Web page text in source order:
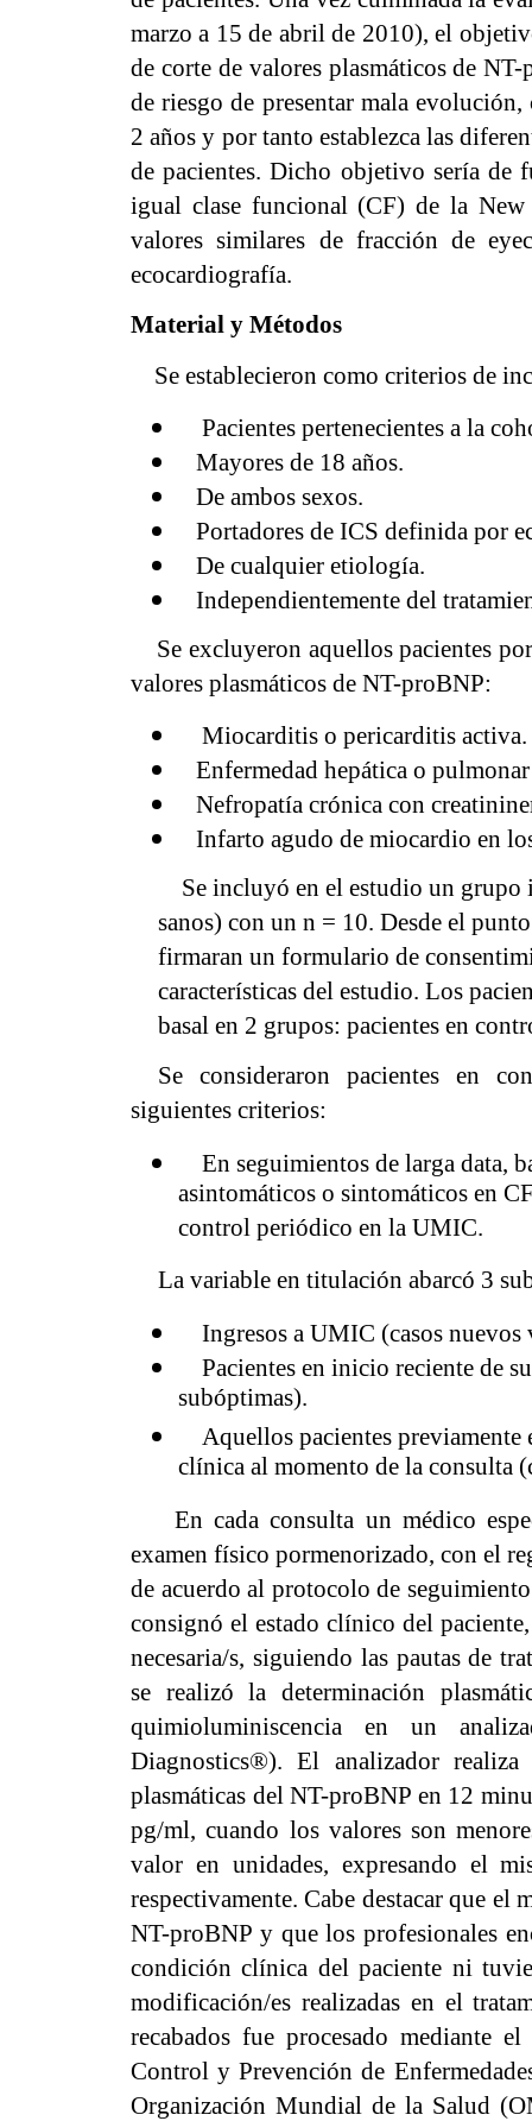
marzo a 15 de abril de 2010), el
de corte de valores plasmáticos de
de riesgo de presentar mala
2 años y por tanto establezca las
de pacientes. Dicho objetivo sería de
igual clase funcional (CF) de la
valores similares de fracción de
ecocardiografía.
Material y Métodos
Se establecieron como criterios de
Pacientes pertenecientes a la
Mayores de 18 años.
De ambos sexos.
Portadores de ICS definida por
De cualquier etiología.
Independientemente del
Se excluyeron aquellos pacientes
valores plasmáticos de NT-proBNP:
Miocarditis o pericarditis activa.
Enfermedad hepática o pulmonar
Nefropatía crónica con
Infarto agudo de miocardio en
Se incluyó en el estudio un grupo
sanos) con un n = 10. Desde el
firmaran un formulario de
características del estudio. Los
basal en 2 grupos: pacientes en
Se consideraron pacientes en
siguientes criterios:
En seguimientos de larga data,
asintomáticos o sintomáticos en
control periódico en la UMIC.
La variable en titulación abarcó 3
Ingresos a UMIC (casos nuevos
Pacientes en inicio reciente de
subóptimas).
Aquellos pacientes previamente
clínica al momento de la consulta
En cada consulta un médico
examen físico pormenorizado, con el
de acuerdo al protocolo de
consignó el estado clínico del
necesaria/s, siguiendo las pautas de
se realizó la determinación
quimioluminiscencia en un
Diagnostics®). El analizador realiza
plasmáticas del NT-proBNP en 12
pg/ml, cuando los valores son
valor en unidades, expresando el
respectivamente. Cabe destacar que el
NT-proBNP y que los profesionales
condición clínica del paciente ni
modificación/es realizadas en el
recabados fue procesado mediante
Control y Prevención de
Organización Mundial de la Salud